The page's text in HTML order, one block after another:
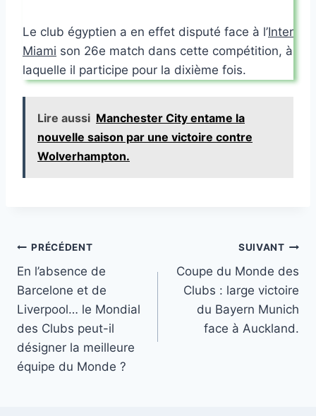
Le club égyptien a en effet disputé face à l’Inter
Miami son 26e match dans cette compétition, à
laquelle il participe pour la dixième fois.
Lire aussi Manchester City entame la
nouvelle saison par une victoire contre
Wolverhampton.
Navigation
de
l’article
PRÉCÉDENT
En l’absence de
Barcelone et de
Liverpool… le Mondial
des Clubs peut-il
désigner la meilleure
équipe du Monde ?
SUIVANT
Coupe du Monde des
Clubs : large victoire
du Bayern Munich
face à Auckland.